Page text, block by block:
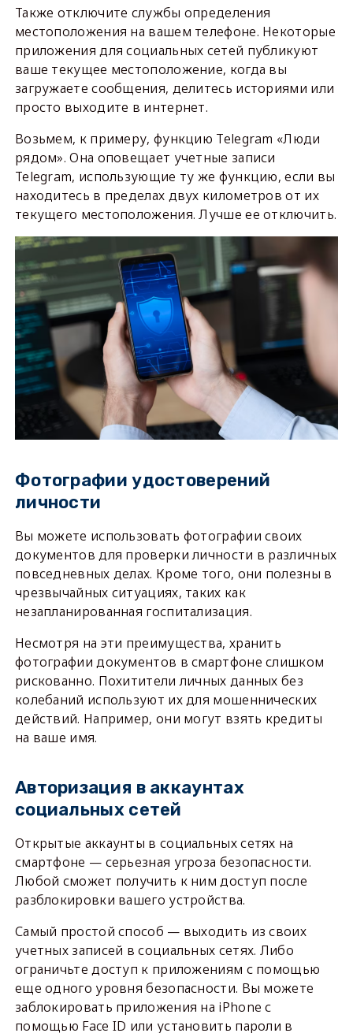
Также отключите службы определения
местоположения на вашем телефоне. Некоторые
приложения для социальных сетей публикуют
ваше текущее местоположение, когда вы
загружаете сообщения, делитесь историями или
просто выходите в интернет.
Возьмем, к примеру, функцию Telegram «Люди
рядом». Она оповещает учетные записи
Telegram, использующие ту же функцию, если вы
находитесь в пределах двух километров от их
текущего местоположения. Лучше ее отключить.
Фотографии удостоверений
личности
Вы можете использовать фотографии своих
документов для проверки личности в различных
повседневных делах. Кроме того, они полезны в
чрезвычайных ситуациях, таких как
незапланированная госпитализация.
Несмотря на эти преимущества, хранить
фотографии документов в смартфоне слишком
рискованно. Похитители личных данных без
колебаний используют их для мошеннических
действий. Например, они могут взять кредиты
на ваше имя.
Авторизация в аккаунтах
социальных сетей
Открытые аккаунты в социальных сетях на
смартфоне — серьезная угроза безопасности.
Любой сможет получить к ним доступ после
разблокировки вашего устройства.
Самый простой способ — выходить из своих
учетных записей в социальных сетях. Либо
ограничьте доступ к приложениям с помощью
еще одного уровня безопасности. Вы можете
заблокировать приложения на iPhone с
помощью Face ID или установить пароли в